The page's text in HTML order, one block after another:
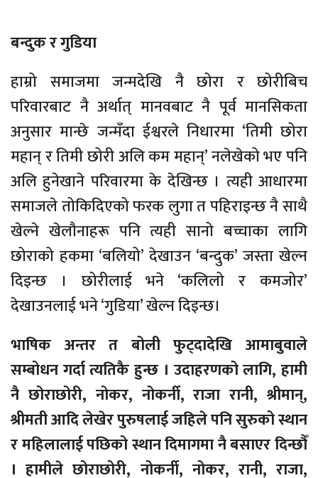
बन्दुक र गुडिया
हाम्रो समाजमा जन्मदेखि नै छोरा र छोरीबिच
परिवारबाट नै अर्थात् मानवबाट नै पूर्व मानसिकता
अनुसार मान्छे जन्मँदा ईश्वरले निधारमा ‘तिमी छोरा
महान् र तिमी छोरी अलि कम महान्’ नलेखेको भए पनि
अलि हुनेखाने परिवारमा के देखिन्छ । त्यही आधारमा
समाजले तोकिदिएको फरक लुगा त पहिराइन्छ नै साथै
खेल्ने खेलौनाहरू पनि त्यही सानो बच्चाका लागि
छोराको हकमा ‘बलियो’ देखाउन ‘बन्दुक’ जस्ता खेल्न
दिइन्छ । छोरीलाई भने ‘कलिलो र कमजोर’
देखाउनलाई भने ‘गुडिया’ खेल्न दिइन्छ।
भाषिक अन्तर त बोली फुट्दादेखि आमाबुवाले
सम्बोधन गर्दा त्यतिकै हुन्छ । उदाहरणको लागि, हामी
नै छोराछोरी, नोकर, नोकर्नी, राजा रानी, श्रीमान्,
श्रीमती आदि लेखेर पुरुषलाई जहिले पनि सुरुको स्थान
र महिलालाई पछिको स्थान दिमागमा नै बसाएर दिन्छौँ
। हामीले छोराछोरी, नोकर्नी, नोकर, रानी, राजा,